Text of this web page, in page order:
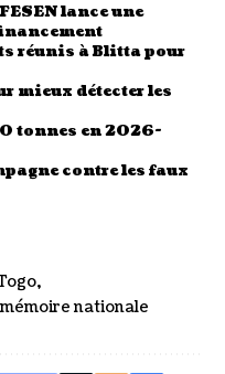
lance une
réunis à Blitta pour
mieux détecter les
tonnes en 2026-
contre les faux
mémoire nationale